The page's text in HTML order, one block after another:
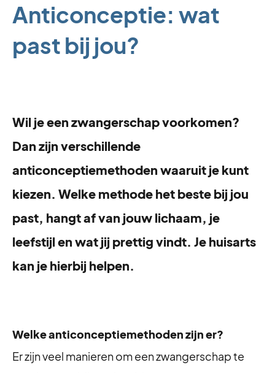
Anticonceptie: wat
past bij jou?
Wil je een zwangerschap voorkomen?
Dan zijn verschillende
anticonceptiemethoden waaruit je kunt
kiezen. Welke methode het beste bij jou
past, hangt af van jouw lichaam, je
leefstijl en wat jij prettig vindt. Je huisarts
kan je hierbij helpen.
Welke anticonceptiemethoden zijn er?
Er zijn veel manieren om een zwangerschap te